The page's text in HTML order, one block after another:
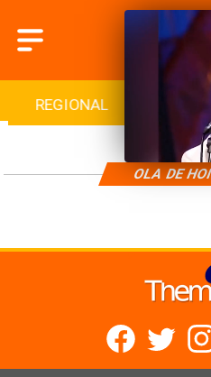
REGIONAL
OLA DE